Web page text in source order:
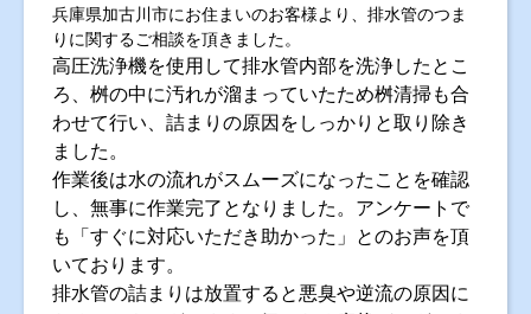
兵庫県加古川市にお住まいのお客様より、排水管のつま
りに関するご相談を頂きました。
高圧洗浄機を使用して排水管内部を洗浄したとこ
ろ、桝の中に汚れが溜まっていたため桝清掃も合
わせて行い、詰まりの原因をしっかりと取り除き
ました。
作業後は水の流れがスムーズになったことを確認
し、無事に作業完了となりました。アンケートで
も「すぐに対応いただき助かった」とのお声を頂
いております。
排水管の詰まりは放置すると悪臭や逆流の原因に